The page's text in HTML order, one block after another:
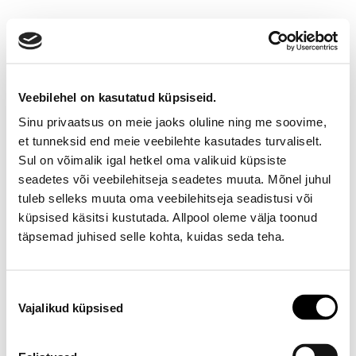
Veebilehel on kasutatud küpsiseid.
Sinu privaatsus on meie jaoks oluline ning me soovime,
et tunneksid end meie veebilehte kasutades turvaliselt.
Sul on võimalik igal hetkel oma valikuid küpsiste
seadetes või veebilehitseja seadetes muuta. Mõnel juhul
tuleb selleks muuta oma veebilehitseja seadistusi või
küpsised käsitsi kustutada. Allpool oleme välja toonud
täpsemad juhised selle kohta, kuidas seda teha.
valik
Vajalikud küpsised
Ootamatu viga!
Proovi varsti uuesti
Telefon E-R 9-17 6673334